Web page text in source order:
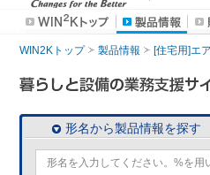
WIN2Kトップ 製品情報 [住宅用]エ
形名から製品情報を探す